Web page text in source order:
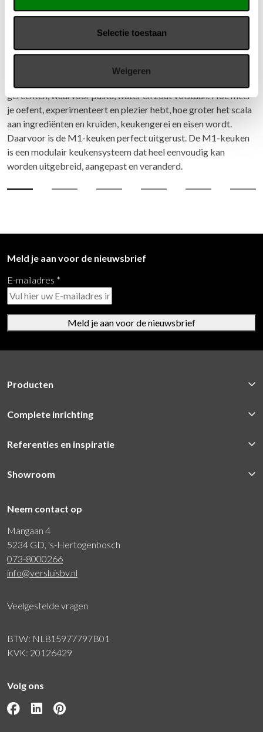
Selectie toestaan
Weigeren
Vario M1 keuken
De Vario M1-keuken is de modulaire keuken die met je
gerechten, waarvoor pasta, water en zout volstaan. Hoe meer
je oefent, experimenteert en plezier hebt, hoe groter het scala
aan ingrediënten en kruiden, keukengerei en eisen wordt.
Daarvoor is de M1-keuken perfect uitgerust. De M1-keuken
is een modulair keukensysteem dat heel eenvoudig kan
worden uitgebreid, aangepast en veranderd.
Meld je aan voor de nieuwsbrief
E-mailadres *
Meld je aan voor de nieuwsbrief
Producten
Complete inrichting
Referenties en inspiratie
Showroom
Neem contact op
Mangaan 4
5234 GD, 's-Hertogenbosch
073-8000266
info@versluisbv.nl
Veelgestelde vragen
BTW: NL815977797B01
KVK: 20126429
Volg ons